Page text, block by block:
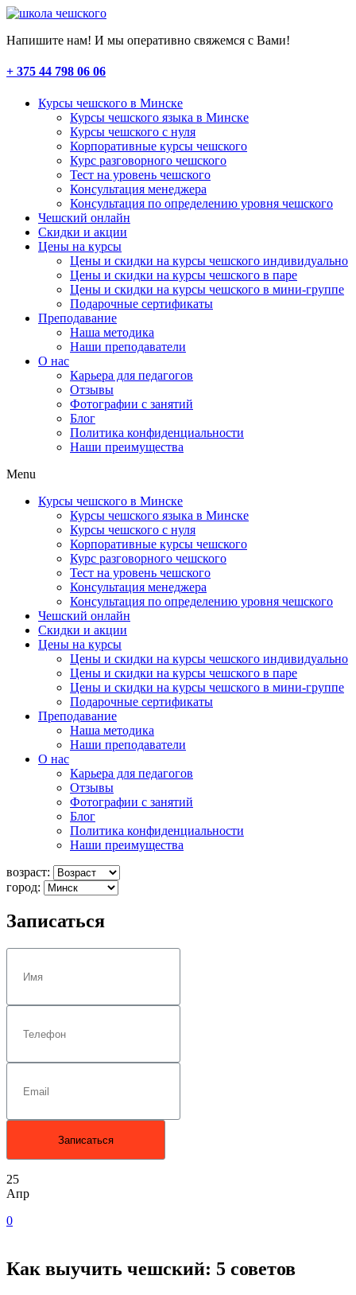
Напишите нам! И мы оперативно свяжемся с Вами!
+ 375 44 798 06 06
Курсы чешского в Минске
Курсы чешского языка в Минске
Курсы чешского с нуля
Корпоративные курсы чешского
Курс разговорного чешского
Тест на уровень чешского
Консультация менеджера
Консультация по определению уровня чешского
Чешский онлайн
Скидки и акции
Цены на курсы
Цены и скидки на курсы чешского индивидуально
Цены и скидки на курсы чешского в паре
Цены и скидки на курсы чешского в мини-группе
Подарочные сертификаты
Преподавание
Наша методика
Наши преподаватели
О нас
Карьера для педагогов
Отзывы
Фотографии с занятий
Блог
Политика конфиденциальности
Наши преимущества
Menu
Курсы чешского в Минске
Курсы чешского языка в Минске
Курсы чешского с нуля
Корпоративные курсы чешского
Курс разговорного чешского
Тест на уровень чешского
Консультация менеджера
Консультация по определению уровня чешского
Чешский онлайн
Скидки и акции
Цены на курсы
Цены и скидки на курсы чешского индивидуально
Цены и скидки на курсы чешского в паре
Цены и скидки на курсы чешского в мини-группе
Подарочные сертификаты
Преподавание
Наша методика
Наши преподаватели
О нас
Карьера для педагогов
Отзывы
Фотографии с занятий
Блог
Политика конфиденциальности
Наши преимущества
возраст:
город:
Записаться
25
Апр
0
Как выучить чешский: 5 советов